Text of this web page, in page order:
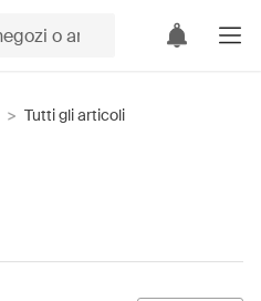
> Tutti gli articoli